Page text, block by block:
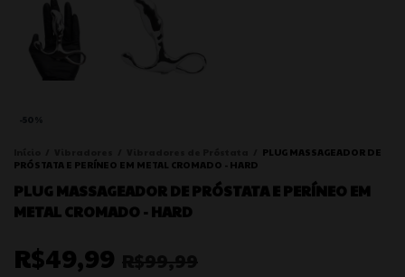
PLUG MASSAGEADOR DE
PRÓSTATA E PERÍNEO EM METAL CROMADO - HARD
PLUG MASSAGEADOR DE PRÓSTATA E PERÍNEO EM
METAL CROMADO - HARD
R$49,99